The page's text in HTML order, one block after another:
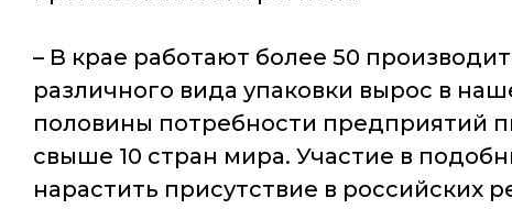
– В крае работают более 50
различного вида упаковки вырос в
половины потребности предприятий
свыше 10 стран мира. Участие в
нарастить присутствие в российских